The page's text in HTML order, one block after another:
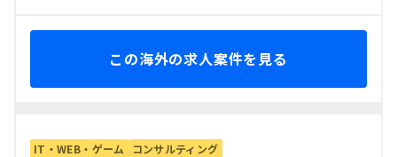
この海外の求人案件を見る
IT・WEB・ゲーム コンサルティング